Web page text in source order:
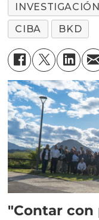
INVESTIGACIÓN
CIBA
BKD
"Contar con